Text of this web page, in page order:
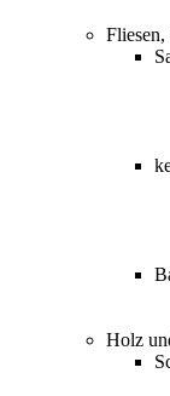
Fliesen,
Holz